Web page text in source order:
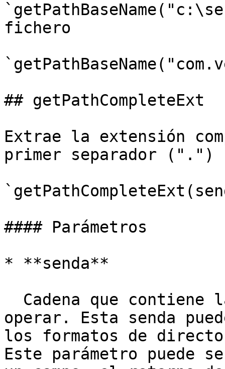
fichero
## getPathCompleteExt
Extrae la extensión
primer separador
#### Parámetros
* **senda**
operar. Esta senda
los formatos de
Este parámetro puede